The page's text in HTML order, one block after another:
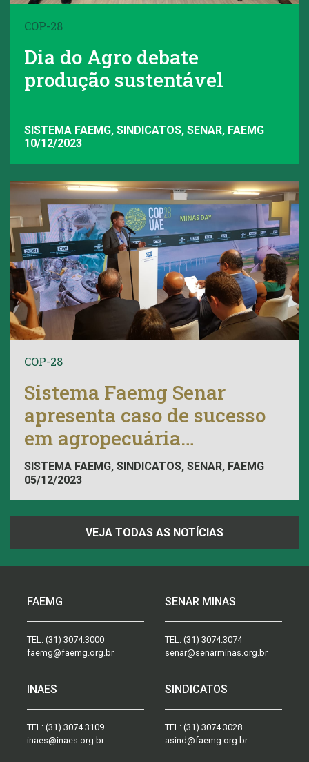
COP-28
Dia do Agro debate
produção sustentável
SISTEMA FAEMG, SINDICATOS, SENAR, FAEMG
10/12/2023
COP-28
Sistema Faemg Senar
apresenta caso de sucesso
em agropecuária
sustentável
SISTEMA FAEMG, SINDICATOS, SENAR, FAEMG
05/12/2023
VEJA TODAS AS NOTÍCIAS
FAEMG
TEL: (31) 3074.3000
faemg@faemg.org.br
SENAR MINAS
TEL: (31) 3074.3074
senar@senarminas.org.br
INAES
TEL: (31) 3074.3109
inaes@inaes.org.br
SINDICATOS
TEL: (31) 3074.3028
asind@faemg.org.br